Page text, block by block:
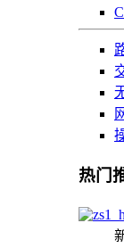
热门